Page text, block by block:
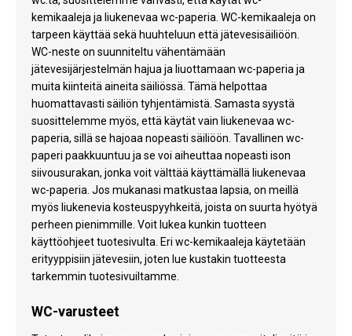
kemikaaleja ja liukenevaa wc-paperia. WC-kemikaaleja on
tarpeen käyttää sekä huuhteluun että jätevesisäiliöön.
WC-neste on suunniteltu vähentämään
jätevesijärjestelmän hajua ja liuottamaan wc-paperia ja
muita kiinteitä aineita säiliössä. Tämä helpottaa
huomattavasti säiliön tyhjentämistä. Samasta syystä
suosittelemme myös, että käytät vain liukenevaa wc-
paperia, sillä se hajoaa nopeasti säiliöön. Tavallinen wc-
paperi paakkuuntuu ja se voi aiheuttaa nopeasti ison
siivousurakan, jonka voit välttää käyttämällä liukenevaa
wc-paperia. Jos mukanasi matkustaa lapsia, on meillä
myös liukenevia kosteuspyyhkeitä, joista on suurta hyötyä
perheen pienimmille. Voit lukea kunkin tuotteen
käyttöohjeet tuotesivulta. Eri wc-kemikaaleja käytetään
erityyppisiin jätevesiin, joten lue kustakin tuotteesta
tarkemmin tuotesivuiltamme.
WC-varusteet